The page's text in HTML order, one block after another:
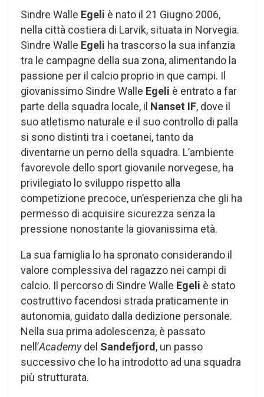
Sindre Walle Egeli è nato il 21 Giugno 2006,
nella città costiera di Larvik, situata in Norvegia.
Sindre Walle Egeli ha trascorso la sua infanzia
tra le campagne della sua zona, alimentando la
passione per il calcio proprio in que campi. Il
giovanissimo Sindre Walle Egeli è entrato a far
parte della squadra locale, il Nanset IF, dove il
suo atletismo naturale e il suo controllo di palla
si sono distinti tra i coetanei, tanto da
diventarne un perno della squadra. L’ambiente
favorevole dello sport giovanile norvegese, ha
privilegiato lo sviluppo rispetto alla
competizione precoce, un’esperienza che gli ha
permesso di acquisire sicurezza senza la
pressione nonostante la giovanissima età.
La sua famiglia lo ha spronato considerando il
valore complessiva del ragazzo nei campi di
calcio. Il percorso di Sindre Walle Egeli è stato
costruttivo facendosi strada praticamente in
autonomia, guidato dalla dedizione personale.
Nella sua prima adolescenza, è passato
nell’Academydel Sandefjord , un passo
successivo che lo ha introdotto ad una squadra
più strutturata.